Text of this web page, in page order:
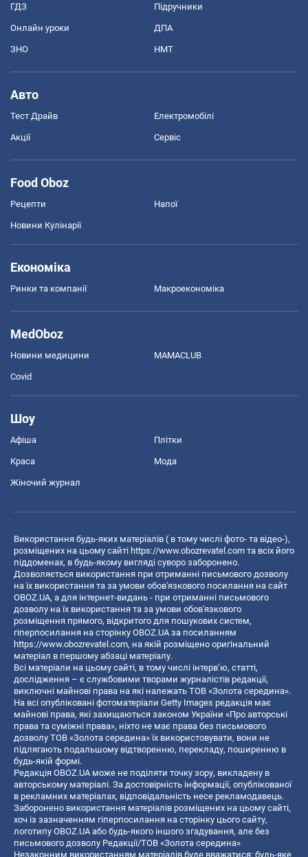
ГДЗ Підручники
Онлайн уроки ДПА
ЗНО НМТ
Авто
Тест Драйв Електромобілі
Акції Сервіс
Food Oboz
Рецепти Напої
Новини Кулінарії
Економіка
Ринки та компанії Макроекономіка
MedOboz
Новини медицини MAMACLUB
Covid
Шоу
Афіша Плітки
Краса Мода
Жіночий журнал
Використання будь-яких матеріалів ( в тому числі фото- та відео-),
розміщених на цьому сайті https://www.obozrevatel.com та всіх його
піддоменах, в будь-якому вигляді суворо заборонено.
Дозволяється використання при отриманні письмового дозволу
на їх використання та за умови обов'язкового посилання на сайт
OBOZ.UA, а для інтернет-видань - при отриманні письмового
дозволу на їх використання та за умови обов'язкового
розміщення прямого, відкритого для пошукових систем,
гіперпосилання на сторінку OBOZ.UA за посиланням
https://www.obozrevatel.com, на якій розміщено оригінальний
матеріал в першому абзаці матеріалу.
Всі матеріали на цьому сайті, в тому числі інтерв’ю, статті,
дослідження – є службовими творами журналістів редакції,
виключні майнові права на які належать ТОВ «Золота середина».
На всі опубліковані фотоматеріали Getty Images редакція має
майнові права, які захищаються законом України «Про авторські
права та суміжні права», ніхто не має права без письмового
дозволу ТОВ «Золота середина» їх використовувати, вони не
підлягають подальшому відтворенню, перекладу, поширенню в
будь-якій формі.
Редакція OBOZ.UA може не поділяти точку зору, викладену в
авторському матеріалі. За достовірність інформації, опублікованої
в рекламних матеріалах, відповідальність несе рекламодавець.
Заборонено використання матеріалів розміщених на цьому сайті,
хоч із зазначенням гіперпосилання на сторінку цього сайту,
логотипу OBOZ.UA або будь-якого іншого згадування, але без
письмового дозволу Редакції/ТОВ «Золота середина»
Незаконним використанням матеріалів буде вважатися: будь-яке